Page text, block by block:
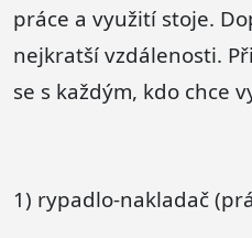
práce a využití stoje.
nejkratší vzdálenosti.
se s každým, kdo chce
1) rypadlo-nakladač